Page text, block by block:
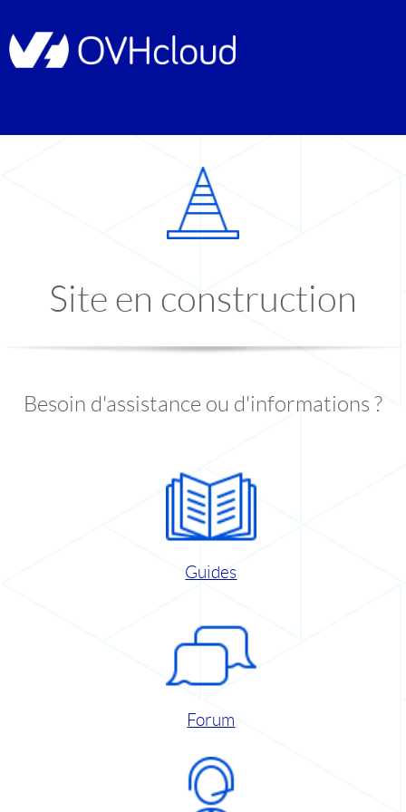
Site en construction
Besoin d'assistance ou d'informations ?
Guides
Forum